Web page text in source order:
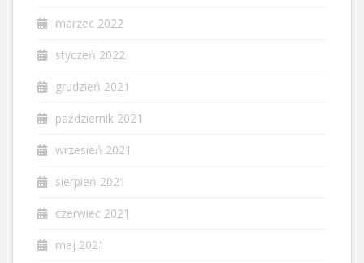
marzec 2022
styczeń 2022
grudzień 2021
październik 2021
wrzesień 2021
sierpień 2021
czerwiec 2021
maj 2021